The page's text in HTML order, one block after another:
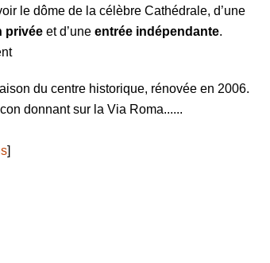
le dôme de la célèbre Cathédrale, d’une
privée et d’uneentrée indépendante.
du centre historique, rénovée en 2006.
donnant sur la Via Roma......
]